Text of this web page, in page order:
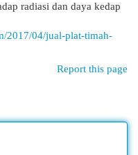
radiasi dan daya kedap
2017/04/jual-plat-timah-
Report this page